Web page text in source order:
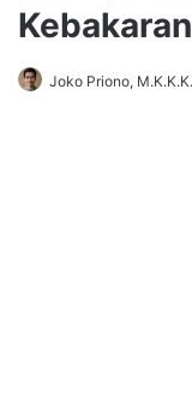
Joko Priono, M.K.K.K.